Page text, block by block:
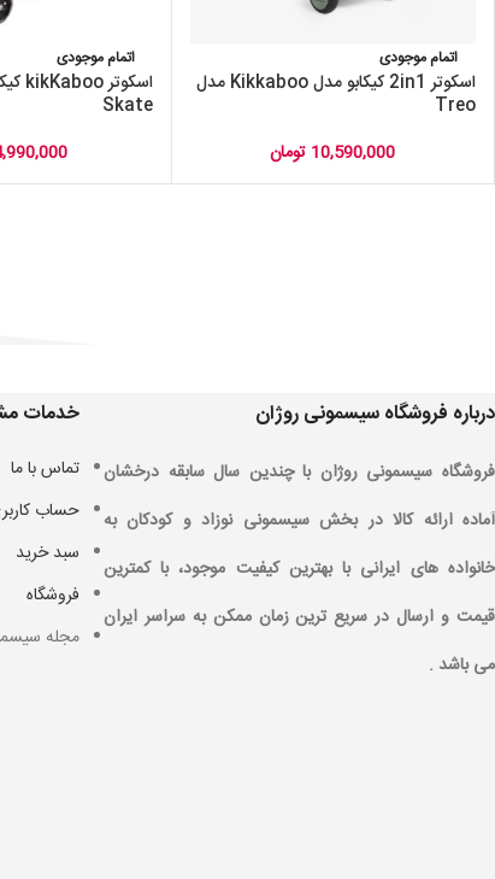
اتمام موجودی
اسکوتر 2in1 کیکابو مدل Kikkaboo مدل
Treo
10,590,000 تومان
اتمام موجودی
Skate
درباره فروشگاه سیسمونی روژان
فروشگاه سیسمونی روژان با چندین سال سابقه درخشان
آماده ارائه کالا در بخش سیسمونی نوزاد و کودکان به
خانواده های ایرانی با بهترین کیفیت موجود، با کمترین
قیمت و ارسال در سریع ترین زمان ممکن به سراسر ایران
می باشد .
خدمات
تماس با ما
حساب
سبد خرید
فروشگاه
مجله